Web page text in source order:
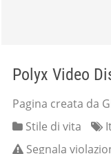
Polyx Video
Pagina creata da
Stile di vita
Segnala